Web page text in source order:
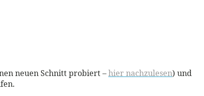
neuen Schnitt probiert –hier nachzulesen) und